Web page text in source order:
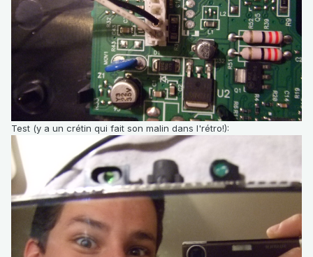
Test (y a un crétin qui fait son malin dans l'rétro!):